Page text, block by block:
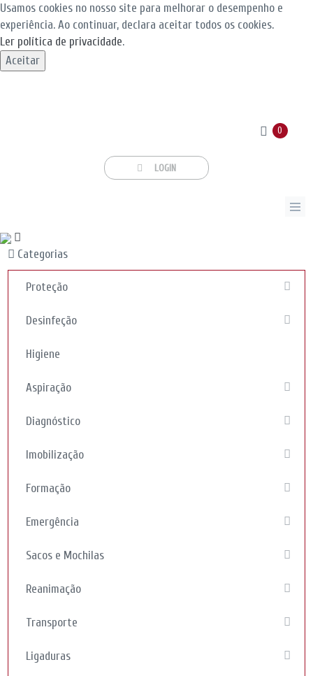
Usamos cookies no nosso site para melhorar o desempenho e
experiência. Ao continuar, declara aceitar todos os cookies.
Ler política de privacidade.
Aceitar
0
LOGIN
Categorias
Proteção
Desinfeção
Higiene
Aspiração
Diagnóstico
Imobilização
Formação
Emergência
Sacos e Mochilas
Reanimação
Transporte
Ligaduras